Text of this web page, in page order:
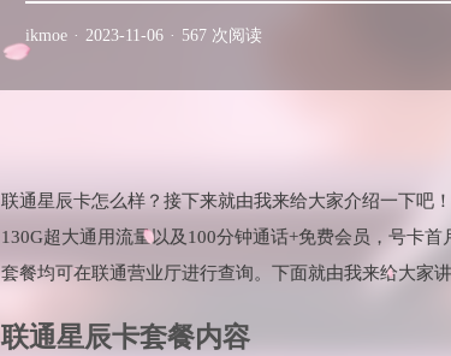
ikmoe · 2023-11-06 · 567 次阅读
联通星辰卡怎么样？接下来就由我来给大家介绍一下吧
130G超大通用流量以及100分钟通话+免费会员，号卡
套餐均可在联通营业厅进行查询。下面就由我来给大家
联通星辰卡套餐内容